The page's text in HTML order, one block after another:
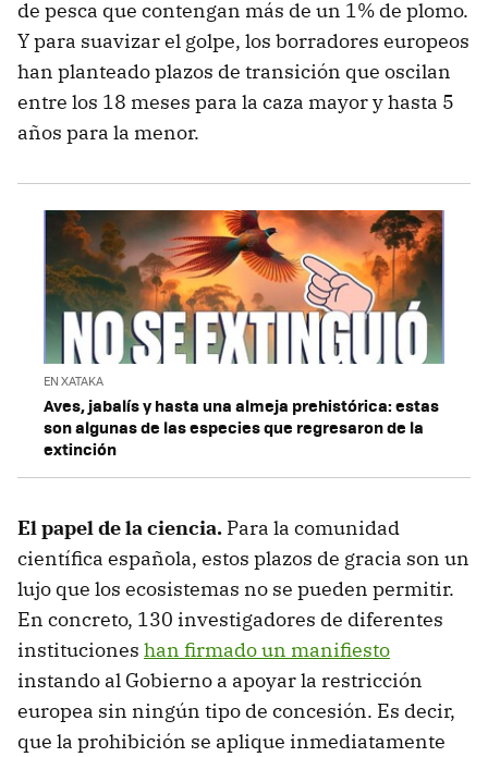
de pesca que contengan más de un 1% de plomo.
Y para suavizar el golpe, los borradores europeos
han planteado plazos de transición que oscilan
entre los 18 meses para la caza mayor y hasta 5
años para la menor.
EN XATAKA
Aves, jabalís y hasta una almeja prehistórica: estas
son algunas de las especies que regresaron de la
extinción
El papel de la ciencia. Para la comunidad
científica española, estos plazos de gracia son un
lujo que los ecosistemas no se pueden permitir.
En concreto, 130 investigadores de diferentes
instituciones han firmado un manifiesto
instando al Gobierno a apoyar la restricción
europea sin ningún tipo de concesión. Es decir,
que la prohibición se aplique inmediatamente